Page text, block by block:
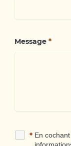
Message *
* En